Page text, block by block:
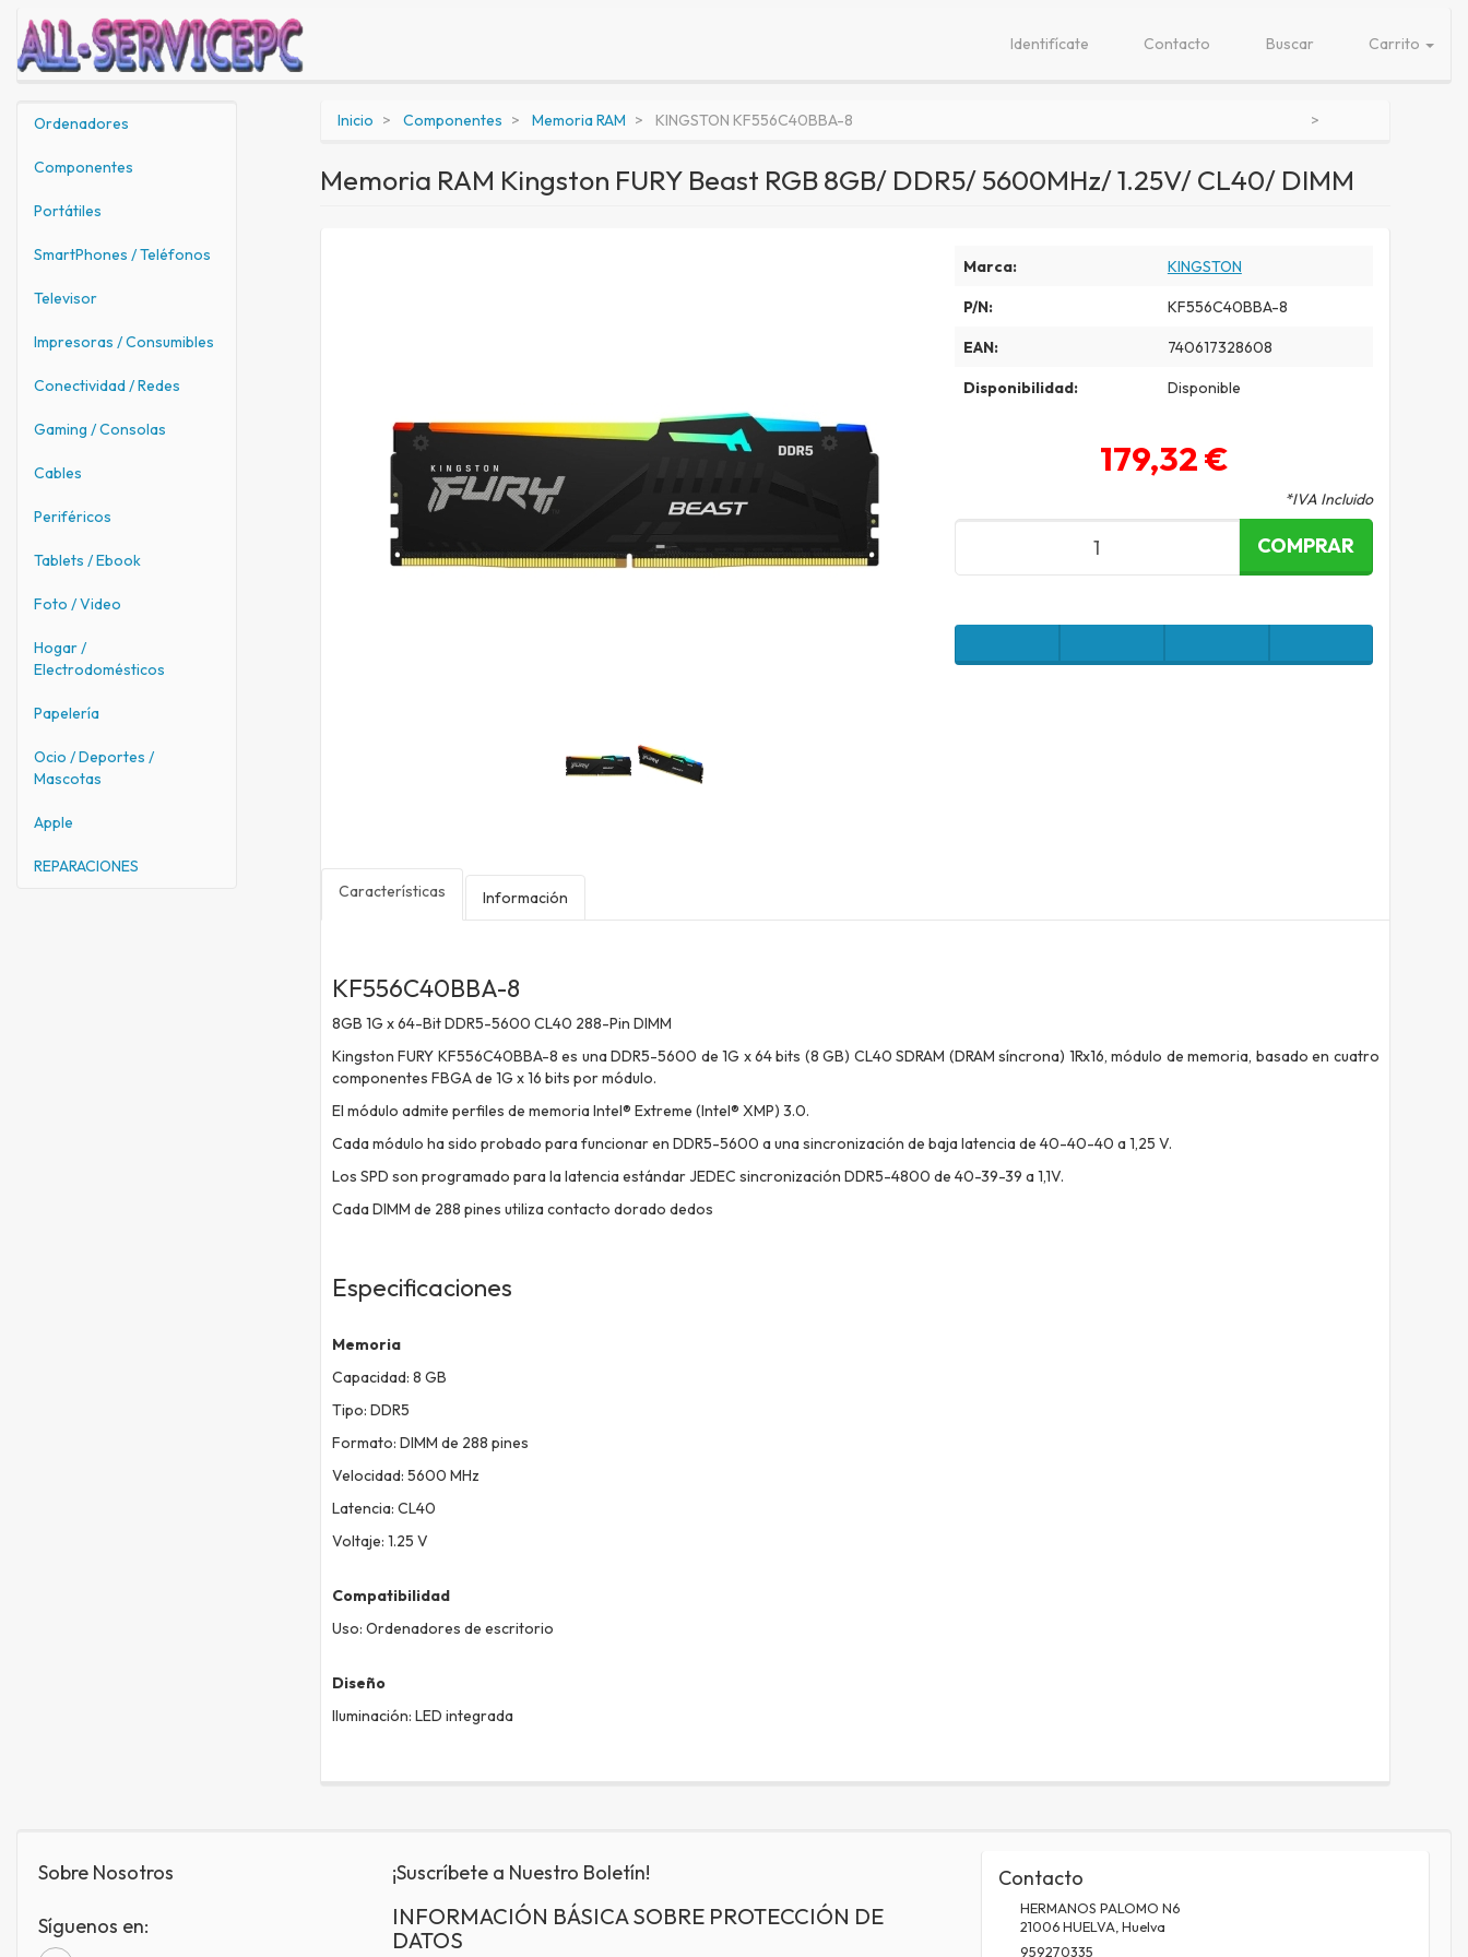
Identifícate Contacto Buscar Carrito
Ordenadores
Componentes
Portátiles
SmartPhones / Teléfonos
Televisor
Impresoras / Consumibles
Conectividad / Redes
Gaming / Consolas
Cables
Periféricos
Tablets / Ebook
Foto / Video
Hogar /
Electrodomésticos
Papelería
Ocio / Deportes /
Mascotas
Apple
REPARACIONES
Inicio Componentes Memoria RAM KINGSTON KF556C40BBA-8
Memoria RAM Kingston FURY Beast RGB 8GB/ DDR5/ 5600MHz/ 1.25V/ CL40/ DIMM
Marca: KINGSTON
P/N: KF556C40BBA-8
EAN: 740617328608
Disponibilidad: Disponible
179,32 €
*IVA Incluido
COMPRAR
Características Información
KF556C40BBA-8
8GB 1G x 64-BitDDR5-5600 CL40 288-Pin DIMM
Kingston FURY KF556C40BBA-8 es una DDR5-5600 de 1G x 64 bits (8 GB) CL40 SDRAM (DRAM síncrona) 1Rx16, módulo de memoria, basado en cuatro
componentes FBGA de 1G x 16 bits por módulo.
El módulo admite perfiles de memoria Intel® Extreme (Intel® XMP) 3.0.
Cada módulo ha sido probado para funcionar en DDR5-5600 a una sincronización de baja latencia de 40-40-40 a 1,25 V.
Los SPD son programado para la latencia estándar JEDEC sincronización DDR5-4800 de 40-39-39 a 1,1V.
Cada DIMM de 288 pines utiliza contacto dorado dedos
Especificaciones
Memoria
Capacidad: 8 GB
Tipo: DDR5
Formato: DIMM de 288 pines
Velocidad: 5600 MHz
Latencia: CL40
Voltaje: 1.25 V
Compatibilidad
Uso: Ordenadores de escritorio
Diseño
Iluminación: LED integrada
Sobre Nosotros
Síguenos en:
¡Suscríbete a Nuestro Boletín!
INFORMACIÓN BÁSICA SOBRE PROTECCIÓN DE
DATOS
Contacto
HERMANOS PALOMO N6
21006 HUELVA,Huelva
959270335